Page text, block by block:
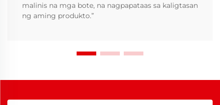
malinis na mga bote, na nagpapataas sa kaligtasan
ng aming produkto.”